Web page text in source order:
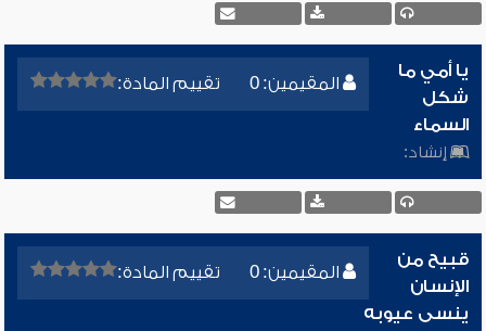
المقيمين: 0 تقييم المادة:
يا أمي ما
شكل
السماء
إنشاد:
المقيمين: 0 تقييم المادة:
قبيح من
الإنسان
ينسى عيوبه